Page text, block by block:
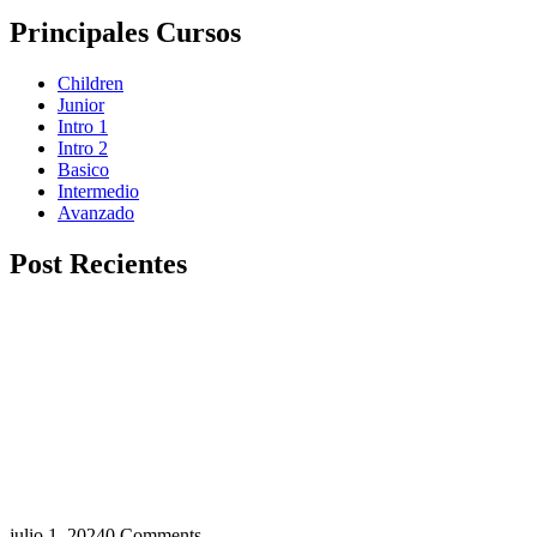
Principales Cursos
Children
Junior
Intro 1
Intro 2
Basico
Intermedio
Avanzado
Post Recientes